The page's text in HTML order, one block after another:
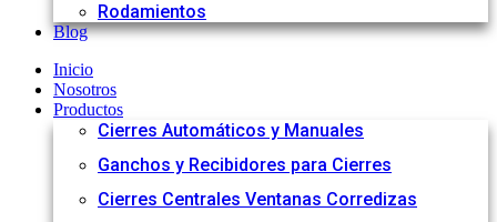
Rodamientos
Blog
Inicio
Nosotros
Productos
Cierres Automáticos y Manuales
Ganchos y Recibidores para Cierres
Cierres Centrales Ventanas Corredizas